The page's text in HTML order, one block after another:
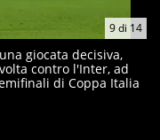
9di 14
giocata decisiva,
contro l'Inter, ad
di Coppa Italia